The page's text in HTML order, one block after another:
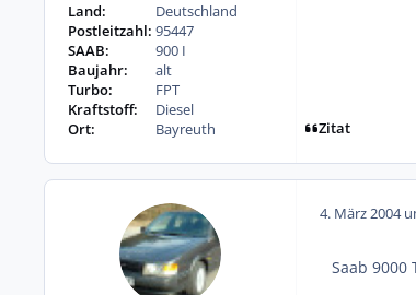
Land:
Deutschland
Postleitzahl: 95447
SAAB:
900 I
Baujahr:
alt
Turbo:
FPT
Kraftstoff:
Diesel
Ort:
Bayreuth Zitat
4. März 2004
Saab 9000